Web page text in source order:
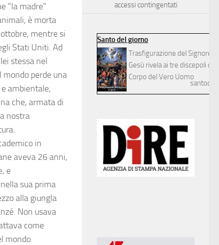
"la madre"
è morta
mentre si
Stati Uniti. Ad
stessa nel
mondo perde una
ambientale,
che, armata di
nostra
in
aveva 26 anni,
e
sua prima
alla giungla
Non usava
come
mondo
accessi contingentati
Santo del giorno
Trasfigurazione del Signore
Gesù rivela ai tre discepoli
Corpo del Vero Uomo